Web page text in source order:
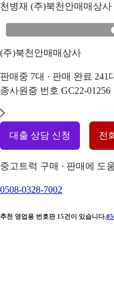
천병재 (주)북천안매매상사
(주)북천안매매상사
판매중 7대 · 판매 완료 241
종사원증 번호 GC22-01256
대출 상담 신청 전
중고트럭 구매 · 판매에 도
0508-0328-7002
추천 영업용 번호판 15건이 있습니다.